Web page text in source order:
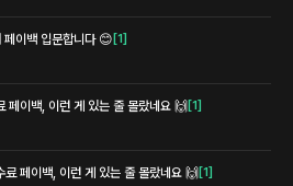
이백 입문합니다 😊 [1]
페이백, 이런 게 있는 줄 몰랐네요 🙌 [1]
료 페이백, 이런 게 있는 줄 몰랐네요 🙌 [1]